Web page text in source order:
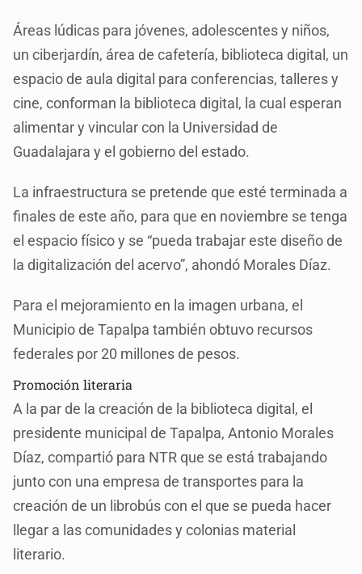
Áreas lúdicas para jóvenes, adolescentes y niños,
un ciberjardín, área de cafetería, biblioteca digital, un
espacio de aula digital para conferencias, talleres y
cine, conforman la biblioteca digital, la cual esperan
alimentar y vincular con la Universidad de
Guadalajara y el gobierno del estado.
La infraestructura se pretende que esté terminada a
finales de este año, para que en noviembre se tenga
el espacio físico y se “pueda trabajar este diseño de
la digitalización del acervo”, ahondó Morales Díaz.
Para el mejoramiento en la imagen urbana, el
Municipio de Tapalpa también obtuvo recursos
federales por 20 millones de pesos.
Promoción literaria
A la par de la creación de la biblioteca digital, el
presidente municipal de Tapalpa, Antonio Morales
Díaz, compartió para NTR que se está trabajando
junto con una empresa de transportes para la
creación de un librobús con el que se pueda hacer
llegar a las comunidades y colonias material
literario.